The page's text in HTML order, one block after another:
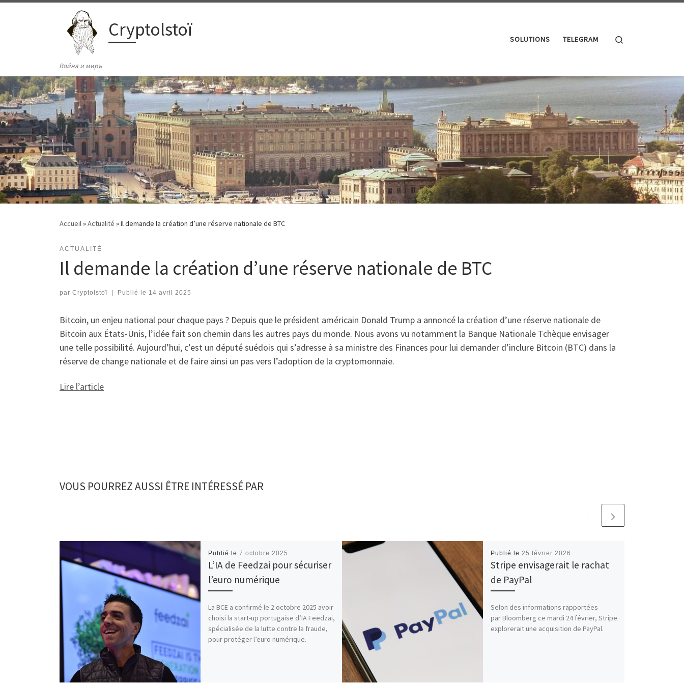
Cryptolstoï
Война и миръ
SOLUTIONS TELEGRAM
Accueil»Actualité »Il demande la création d’une réserve nationale de BTC
ACTUALITÉ
Il demande la création d’une réserve nationale de BTC
par Cryptolstoï Publié le 14 avril 2025
Bitcoin, un enjeu national pour chaque pays ? Depuis que le président américain Donald Trump a annoncé la création d’une réserve nationale de
Bitcoin aux États-Unis, l’idée fait son chemin dans les autres pays du monde. Nous avons vu notamment la Banque Nationale Tchèque envisager
une telle possibilité. Aujourd’hui, c’est un député suédois qui s’adresse à sa ministre des Finances pour lui demander d’inclure Bitcoin (BTC) dans la
réserve de change nationale et de faire ainsi un pas vers l’adoption de la cryptomonnaie.
Lire l’article
VOUS POURREZ AUSSI ÊTRE INTÉRESSÉ PAR
Publié le 7 octobre 2025
L’IA de Feedzai pour sécuriser
l’euro numérique
La BCE a confirmé le 2 octobre 2025 avoir
choisi la start-up portugaise d’IA Feedzai,
spécialisée de la lutte contre la fraude,
pour protéger l’euro numérique.
Publié le 25 février 2026
Stripe envisagerait le rachat
de PayPal
Selon des informations rapportées
par Bloomberg ce mardi 24 février, Stripe
explorerait une acquisition de PayPal.